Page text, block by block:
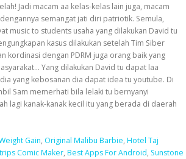
Gain, Original Malibu Barbie, Hotel Taj
Comic Maker, Best Apps For Android, Sunstone